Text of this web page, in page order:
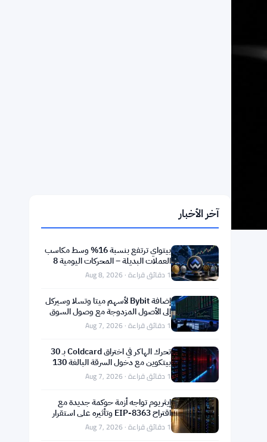
بيتواي ترتفع بنسبة 16% وسط مكاسب
أغسطس
1 دقائق قراءة · Aug 8, 2026
إضافة Bybit لأسهم ميتا وتسلا وسيركل